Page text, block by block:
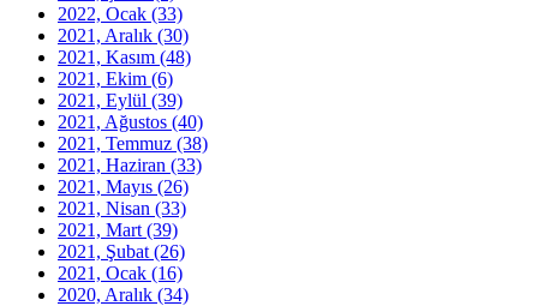
2022, Ocak (33)
2021, Aralık (30)
2021, Kasım (48)
2021, Ekim (6)
2021, Eylül (39)
2021, Ağustos (40)
2021, Temmuz (38)
2021, Haziran (33)
2021, Mayıs (26)
2021, Nisan (33)
2021, Mart (39)
2021, Şubat (26)
2021, Ocak (16)
2020, Aralık (34)